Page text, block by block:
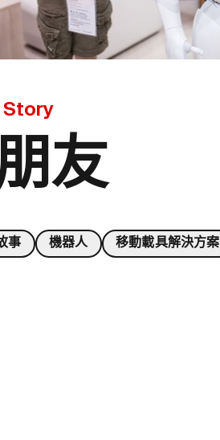
Story
友
事 機器人 移動載具解決方案